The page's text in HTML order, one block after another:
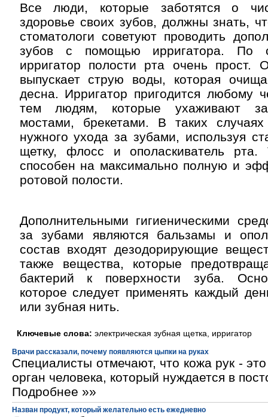
Все люди, которые заботятся о
здоровье своих зубов, должны знать,
стоматологи советуют проводить
зубов с помощью ирригатора. По
ирригатор полости рта очень прост.
выпускает струю воды, которая
десна. Ирригатор пригодится любому
тем людям, которые ухаживают за
мостами, брекетами. В таких
нужного ухода за зубами, используя
щетку, флосс и ополаскиватель рта.
способен на максимально полную и
ротовой полости.
Дополнительными гигиеническими
за зубами являются бальзамы и
состав входят дезодорирующие
также вещества, которые
бактерий к поверхности зуба.
которое следует применять каждый
или зубная нить.
Ключевые слова: электрическая зубная щетка, ирригатор
Врачи рассказали, почему появляются цыпки на руках
Специалисты отмечают, что кожа рук -
орган человека, который нуждается в
Подробнее »»
Назван продукт, который желательно есть ежедневно